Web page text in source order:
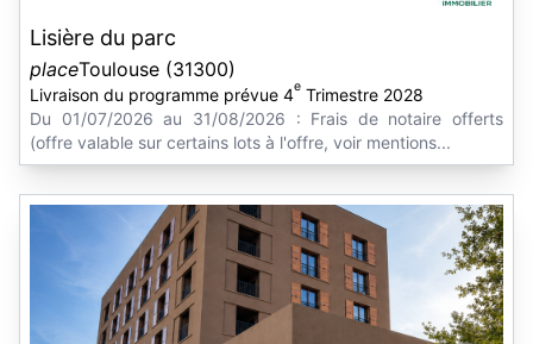
Lisière du parc
placeToulouse (31300)
Livraison du programme prévue 4e Trimestre 2028
Du 01/07/2026 au 31/08/2026 : Frais de notaire offerts
(offre valable sur certains lots à l'offre, voir mentions...